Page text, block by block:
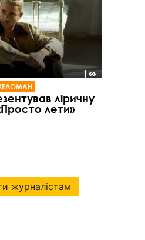
ліричну
лети»
журналістам